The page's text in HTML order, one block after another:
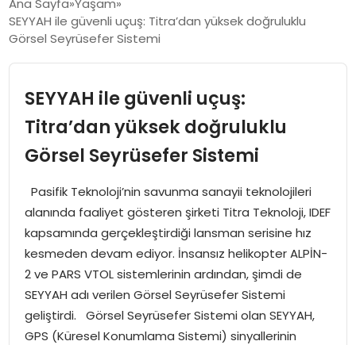
GÜNDEM
İDEAL SPOR
YAŞAM
MAGAZIN
SAĞLIK
SOSYAL HABER
Ana Sayfa Yaşam
SEYYAH ile güvenli uçuş: Titra’dan yüksek doğruluklu
Görsel Seyrüsefer Sistemi
SEYYAH ile güvenli uçuş:
Titra’dan yüksek doğruluklu
Görsel Seyrüsefer Sistemi
Pasifik Teknoloji’nin savunma sanayii teknolojileri
alanında faaliyet gösteren şirketi Titra Teknoloji, IDEF
kapsamında gerçekleştirdiği lansman serisine hız
kesmeden devam ediyor. İnsansız helikopter ALPİN-
2 ve PARS VTOL sistemlerinin ardından, şimdi de
SEYYAH adı verilen Görsel Seyrüsefer Sistemi
geliştirdi. Görsel Seyrüsefer Sistemi olan SEYYAH,
GPS (Küresel Konumlama Sistemi) sinyallerinin